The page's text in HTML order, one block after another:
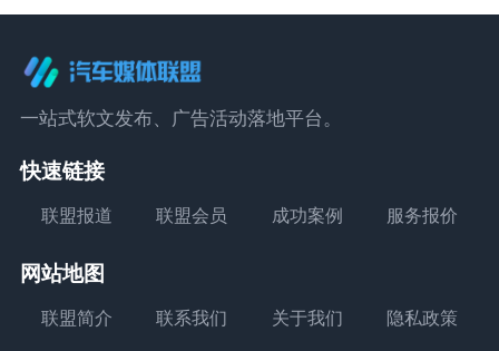
一站式软文发布、广告活动落地平台。
快速链接
联盟报道 联盟会员 成功案例 服务报价
网站地图
联盟简介 联系我们 关于我们 隐私政策